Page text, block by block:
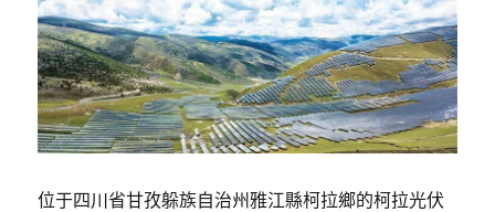
位于四川省甘孜躲族自治州雅江縣柯拉鄉的柯拉光伏